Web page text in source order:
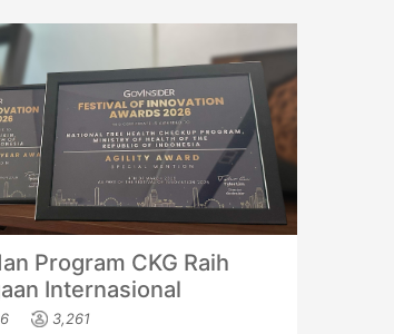
Program CKG Raih
Internasional
3,261